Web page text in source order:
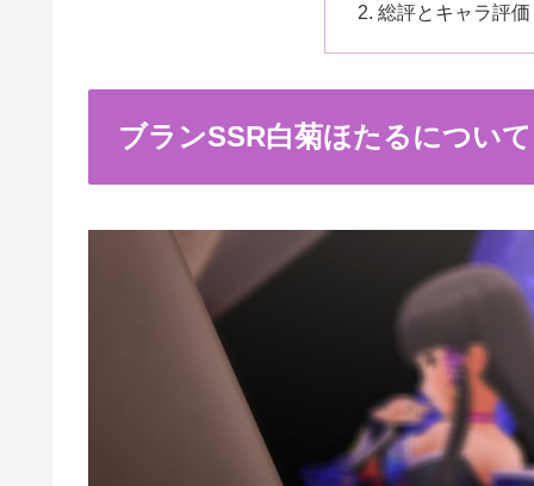
総評とキャラ評価
ブランSSR白菊ほたるについて